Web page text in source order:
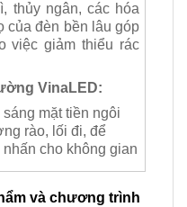
thủy ngân, các hóa
của đèn bền lâu góp
việc giảm thiểu rác
VinaLED:
mặt tiền ngôi
rào, lối đi, để
cho không gian
và chương trình